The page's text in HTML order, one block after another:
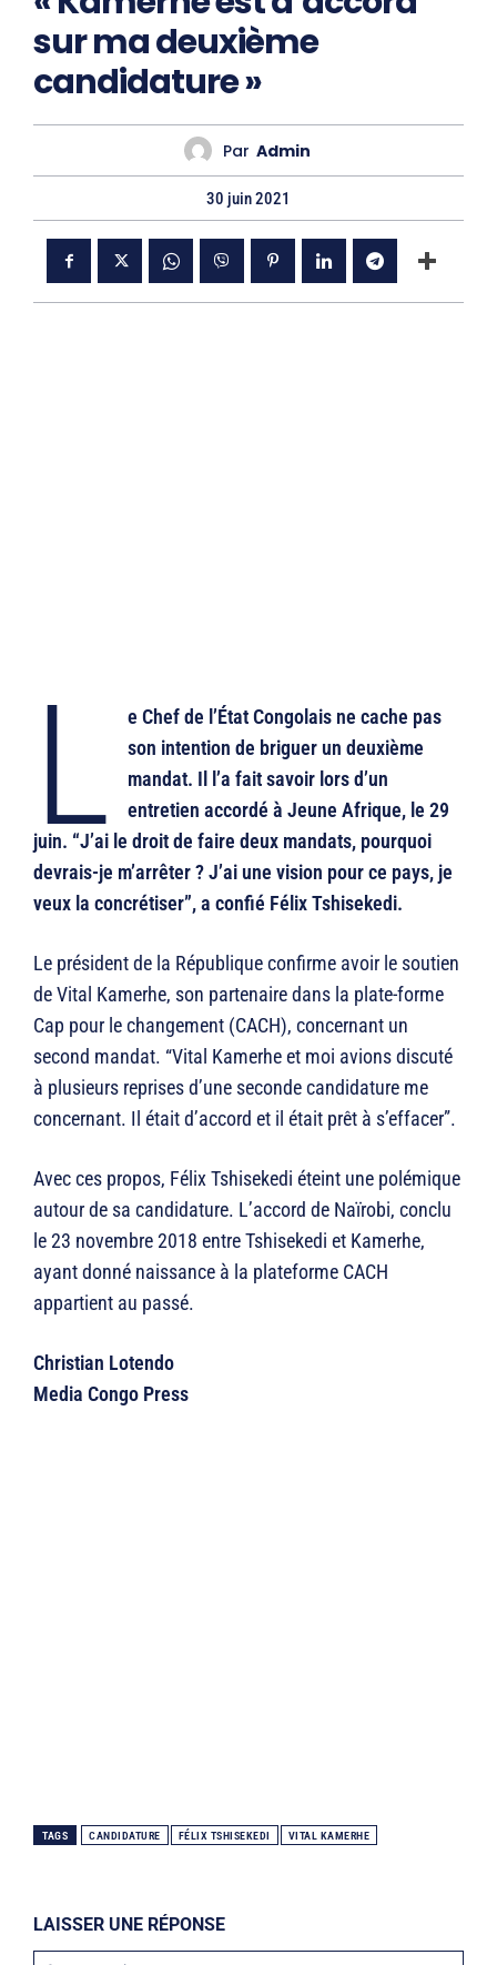
sur ma deuxième
candidature »
Par Admin
30 juin 2021
L
e Chef de l’État Congolais ne cache pas
son intention de briguer un deuxième
mandat. Il l’a fait savoir lors d’un
entretien accordé à Jeune Afrique, le 29
juin. “J’ai le droit de faire deux mandats, pourquoi
devrais-je m’arrêter ? J’ai une vision pour ce pays, je
veux la concrétiser”, a confié Félix Tshisekedi.
Le président de la République confirme avoir le soutien
de Vital Kamerhe, son partenaire dans la plate-forme
Cap pour le changement (CACH), concernant un
second mandat. “Vital Kamerhe et moi avions discuté
à plusieurs reprises d’une seconde candidature me
concernant. Il était d’accord et il était prêt à s’effacer”.
Avec ces propos, Félix Tshisekedi éteint une polémique
autour de sa candidature. L’accord de Naïrobi, conclu
le 23 novembre 2018 entre Tshisekedi et Kamerhe,
ayant donné naissance à la plateforme CACH
appartient au passé.
Christian Lotendo
Media Congo Press
TAGS CANDIDATURE FÉLIX TSHISEKEDI VITAL KAMERHE
LAISSER UNE RÉPONSE